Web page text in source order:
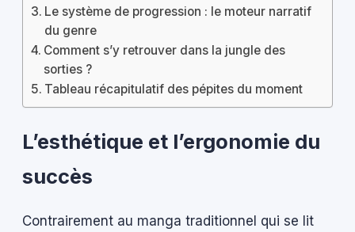
Le système de progression : le moteur narratif
du genre
Comment s’y retrouver dans la jungle des
sorties ?
Tableau récapitulatif des pépites du moment
L’esthétique et l’ergonomie du
succès
Contrairement au manga traditionnel qui se lit